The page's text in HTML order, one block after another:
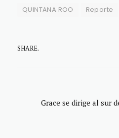
QUINTANA ROO Reporte
SHARE.
Grace se dirige al sur